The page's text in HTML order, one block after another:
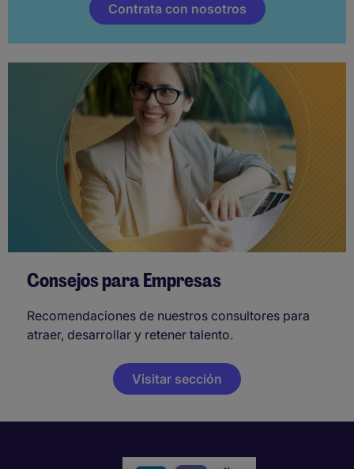
Contrata con nosotros
Consejos para Empresas
Recomendaciones de nuestros consultores para
atraer, desarrollar y retener talento.
Visitar sección